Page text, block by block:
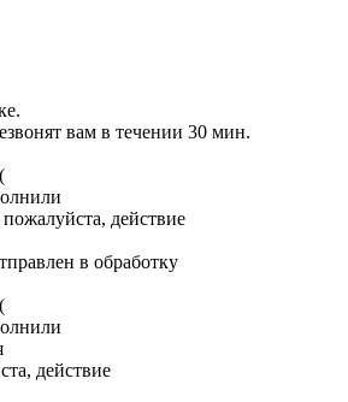
вам в течении 30 мин.
действие
в обработку
действие